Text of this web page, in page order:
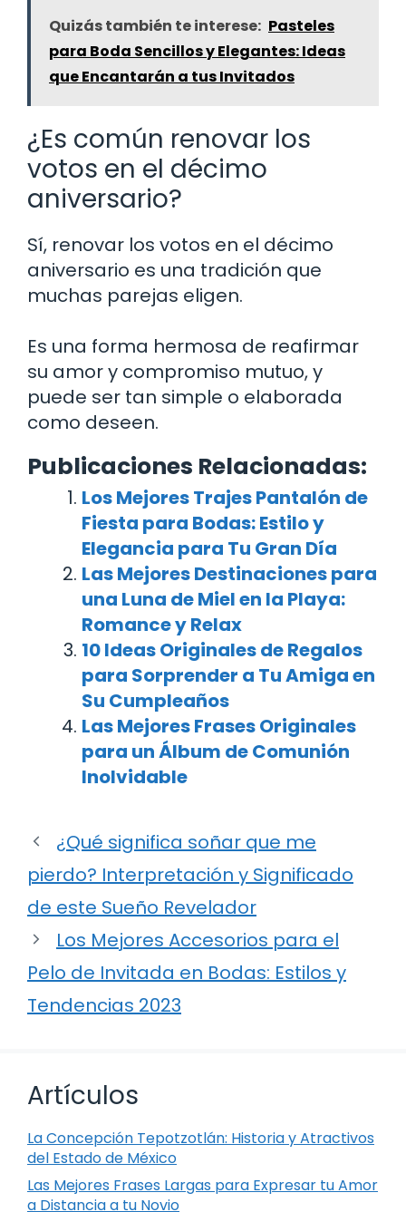
Quizás también te interese: Pasteles
para Boda Sencillos y Elegantes: Ideas
que Encantarán a tus Invitados
¿Es común renovar los
votos en el décimo
aniversario?
Sí, renovar los votos en el décimo
aniversario es una tradición que
muchas parejas eligen.
Es una forma hermosa de reafirmar
su amor y compromiso mutuo, y
puede ser tan simple o elaborada
como deseen.
Publicaciones Relacionadas:
Los Mejores Trajes Pantalón de
Fiesta para Bodas: Estilo y
Elegancia para Tu Gran Día
Las Mejores Destinaciones para
una Luna de Miel en la Playa:
Romance y Relax
10 Ideas Originales de Regalos
para Sorprender a Tu Amiga en
Su Cumpleaños
Las Mejores Frases Originales
para un Álbum de Comunión
Inolvidable
¿Qué significa soñar que me
pierdo? Interpretación y Significado
de este Sueño Revelador
Los Mejores Accesorios para el
Pelo de Invitada en Bodas: Estilos y
Tendencias 2023
Artículos
La Concepción Tepotzotlán: Historia y Atractivos
del Estado de México
Las Mejores Frases Largas para Expresar tu Amor
a Distancia a tu Novio